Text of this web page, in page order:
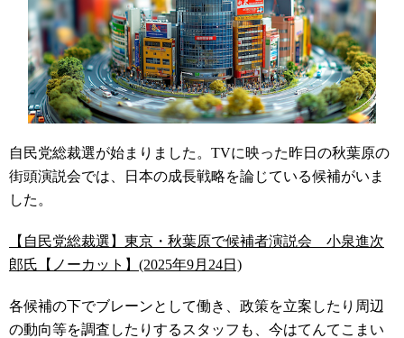
自民党総裁選が始まりました。TVに映った昨日の秋葉原の
街頭演説会では、日本の成長戦略を論じている候補がいま
した。
【自民党総裁選】東京・秋葉原で候補者演説会 小泉進次
郎氏【ノーカット】(2025年9月24日)
各候補の下でブレーンとして働き、政策を立案したり周辺
の動向等を調査したりするスタッフも、今はてんてこまい